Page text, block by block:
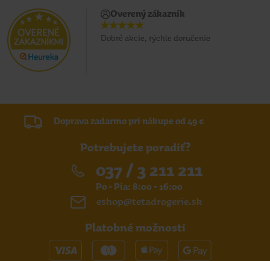
Overený zákazník
Dobré akcie, rýchle doručenie
Doprava zadarmo pri nákupe od 49 €
Potrebujete poradiť?
037 / 3 211 211
Po - Pia: 8:00 - 16:00
eshop@tetadrogerie.sk
Platobné možnosti